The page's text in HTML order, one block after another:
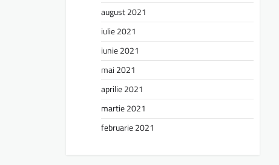
august 2021
iulie 2021
iunie 2021
mai 2021
aprilie 2021
martie 2021
februarie 2021